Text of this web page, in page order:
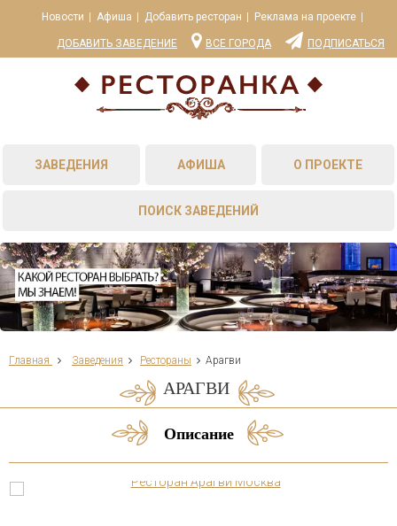
Новости Афиша Добавить ресторан Реклама на проекте
ДОБАВИТЬ ЗАВЕДЕНИЕ ВСЕ ГОРОДА ПОДПИСАТЬСЯ
ЗАВЕДЕНИЯ АФИША О ПРОЕКТЕ
ПОИСК ЗАВЕДЕНИЙ
Главная Заведения Рестораны Арагви
АРАГВИ
Описание